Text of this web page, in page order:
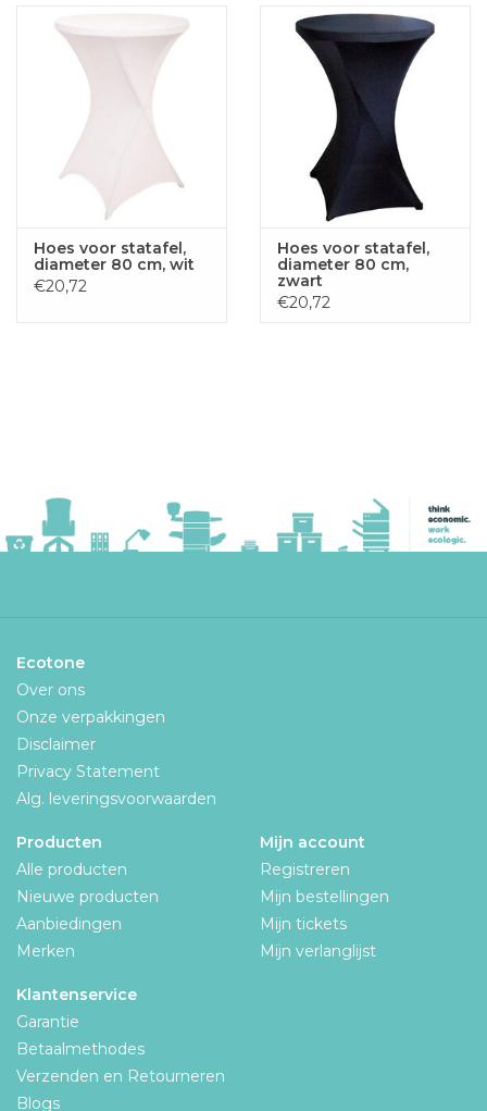
Hoes voor statafel,
diameter 80 cm, wit
€20,72
Hoes voor statafel,
diameter 80 cm,
zwart
€20,72
Ecotone
Over ons
Onze verpakkingen
Disclaimer
Privacy Statement
Alg. leveringsvoorwaarden
Producten
Alle producten
Nieuwe producten
Aanbiedingen
Merken
Mijn account
Registreren
Mijn bestellingen
Mijn tickets
Mijn verlanglijst
Klantenservice
Garantie
Betaalmethodes
Verzenden en Retourneren
Blogs